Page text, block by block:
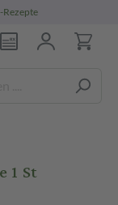
Rezepte
1 St